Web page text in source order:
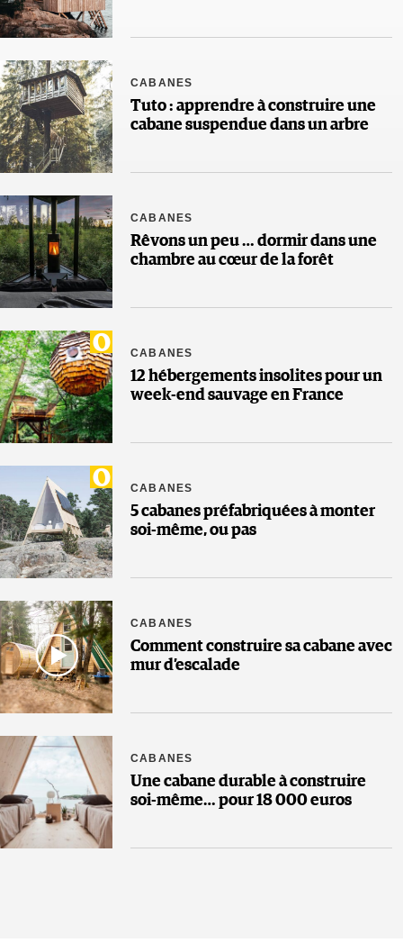
CABANES
Tuto : apprendre à construire une
cabane suspendue dans un arbre
CABANES
Rêvons un peu … dormir dans une
chambre au cœur de la forêt
CABANES
12 hébergements insolites pour un
week-end sauvage en France
CABANES
5 cabanes préfabriquées à monter
soi-même, ou pas
CABANES
Comment construire sa cabane avec
mur d’escalade
CABANES
Une cabane durable à construire
soi-même… pour 18 000 euros